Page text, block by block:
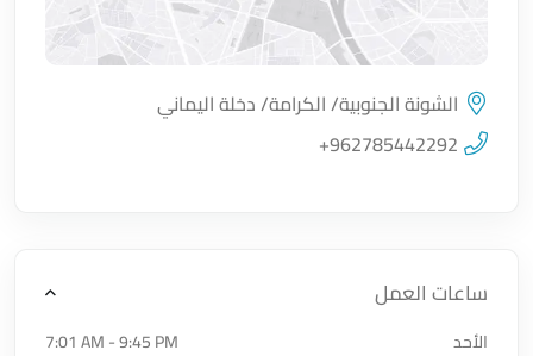
اضغط لتحميل الموقع
الشونة الجنوبية/ الكرامة/ دخلة اليماني
+962785442292
ساعات العمل
الأحد
7:01 AM - 9:45 PM